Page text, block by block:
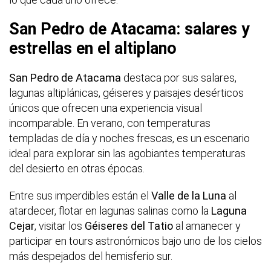
San Pedro de Atacama: salares y
estrellas en el altiplano
San Pedro de Atacama destaca por sus salares,
lagunas altiplánicas, géiseres y paisajes desérticos
únicos que ofrecen una experiencia visual
incomparable. En verano, con temperaturas
templadas de día y noches frescas, es un escenario
ideal para explorar sin las agobiantes temperaturas
del desierto en otras épocas.
Entre sus imperdibles están el Valle de la Luna al
atardecer, flotar en lagunas salinas como la Laguna
Cejar, visitar los Géiseres del Tatio al amanecer y
participar en tours astronómicos bajo uno de los cielos
más despejados del hemisferio sur.